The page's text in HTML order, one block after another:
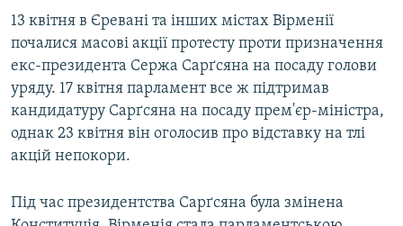
13 квітня в Єревані та інших містах Вірменії
почалися масові акції протесту проти призначення
екс-президента Сержа Сарґсяна на посаду голови
уряду. 17 квітня парламент все ж підтримав
кандидатуру Сарґсяна на посаду прем'єр-міністра,
однак 23 квітня він оголосив про відставку на тлі
акцій непокори.
Під час президентства Сарґсяна була змінена